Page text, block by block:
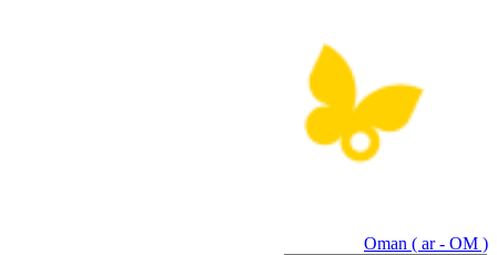
Oman ( ar - OM )